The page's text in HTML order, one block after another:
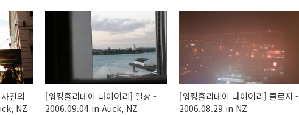
진의
NZ
[워킹홀리데이 다이어리] 일상 -
2006.09.04 in Auck, NZ
[워킹홀리데이 다이어리] 클로저 -
2006.08.29 in NZ